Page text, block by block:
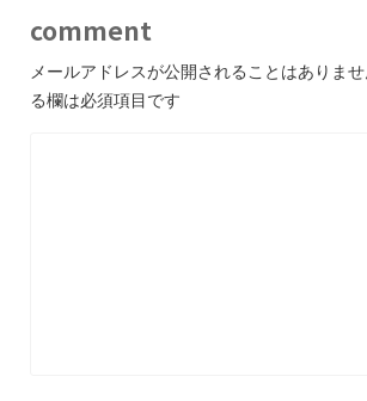
comment
メールアドレスが公開されることはありませ
る欄は必須項目です